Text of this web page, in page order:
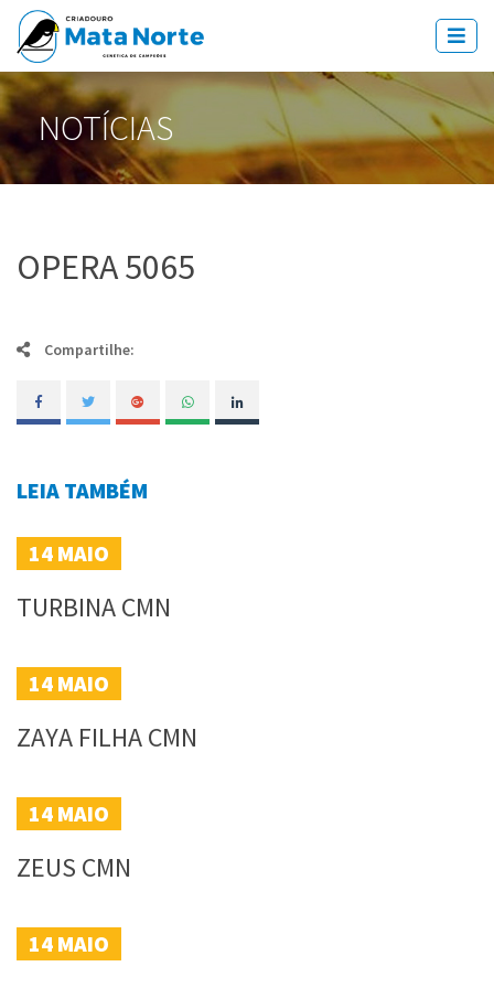
NOTÍCIAS
OPERA 5065
Compartilhe:
LEIA TAMBÉM
14 MAIO
TURBINA CMN
14 MAIO
ZAYA FILHA CMN
14 MAIO
ZEUS CMN
14 MAIO